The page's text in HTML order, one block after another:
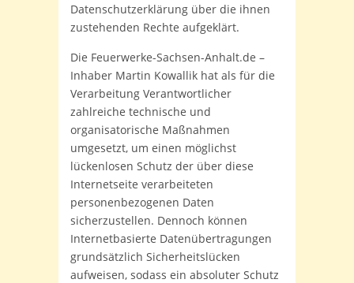
Datenschutzerklärung über die ihnen
zustehenden Rechte aufgeklärt.
Die Feuerwerke-Sachsen-Anhalt.de –
Inhaber Martin Kowallik hat als für die
Verarbeitung Verantwortlicher
zahlreiche technische und
organisatorische Maßnahmen
umgesetzt, um einen möglichst
lückenlosen Schutz der über diese
Internetseite verarbeiteten
personenbezogenen Daten
sicherzustellen. Dennoch können
Internetbasierte Datenübertragungen
grundsätzlich Sicherheitslücken
aufweisen, sodass ein absoluter Schutz